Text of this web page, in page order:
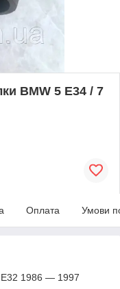
BMW 5 E34 / 7
Оплата Умови
E32 1986 — 1997